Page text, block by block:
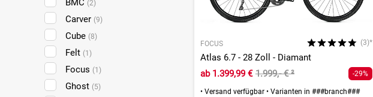
BMC (2)
Carver (9)
Cube (8)
Felt (1)
Focus (1)
Ghost (5)
FOCUS (3)*
Atlas 6.7 - 28 Zoll - Diamant
ab1.399,99 € 1.999,- €² -29%
•Versand verfügbar •Varianten in ###branch###